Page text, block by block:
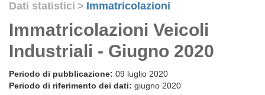
Dati statistici > Immatricolazioni
Immatricolazioni Veicoli
Industriali - Giugno 2020
Periodo di pubblicazione: 09 luglio 2020
Periodo di riferimento dei dati: giugno 2020